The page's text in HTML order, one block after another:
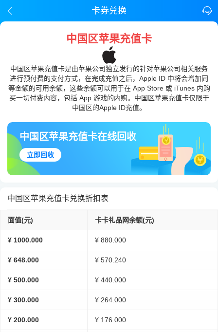
卡券兑换
中国区苹果充值卡
中国区苹果充值卡是由苹果公司独立发行的针对苹果公司相关服务
进行预付费的支付方式，在完成充值之后，Apple ID 中将会增加同
等金额的可用余额，这些余额可以用于在 App Store 或 iTunes 内购
买一切付费内容，包括 App 游戏的内购。中国区苹果充值卡仅限于
中国区的Apple ID充值。
中国区苹果充值卡在线回收
立即回收
中国区苹果充值卡兑换折扣表
面值(元) 卡卡礼品网余额(元)
¥ 1000.000 ¥ 880.000
¥ 648.000 ¥ 570.240
¥ 500.000 ¥ 440.000
¥ 300.000 ¥ 264.000
¥ 200.000 ¥ 176.000